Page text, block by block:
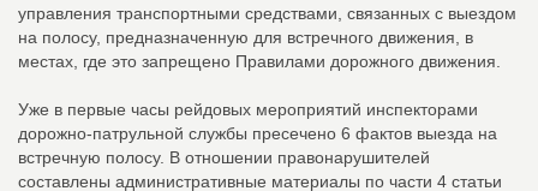
управления транспортными средствами, связанных с выездом
на полосу, предназначенную для встречного движения, в
местах, где это запрещено Правилами дорожного движения.
Уже в первые часы рейдовых мероприятий инспекторами
дорожно-патрульной службы пресечено 6 фактов выезда на
встречную полосу. В отношении правонарушителей
составлены административные материалы по части 4 статьи